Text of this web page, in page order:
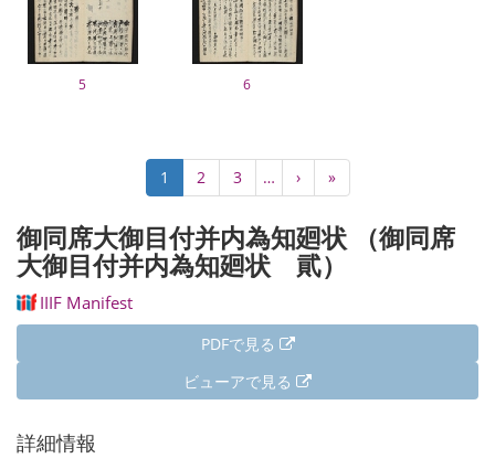
5 6
送
り
カ
レ
ン
ト
ペ
1 Page
2 Page
3 …
次
ペ
ー
ジ
›
最
終
ペ
ー
ジ
»
御同席大御目付并内為知廻状 （御同席
大御目付并内為知廻状 貮）
IIIF Manifest
PDFで見る
ビューアで見る
詳細情報